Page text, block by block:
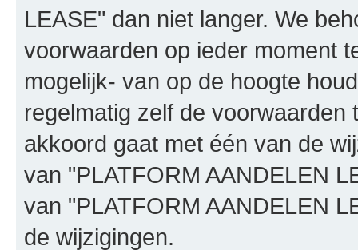
LEASE" dan niet langer. We
voorwaarden op ieder moment
mogelijk- van op de hoogte
regelmatig zelf de voorwaarden
akkoord gaat met één van de
van "PLATFORM AANDELEN
van "PLATFORM AANDELEN
de wijzigingen.